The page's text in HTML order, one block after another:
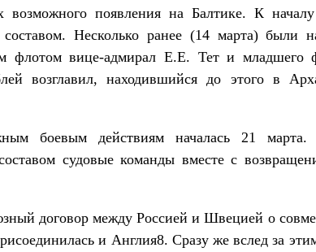
возможного появления на Балтике. К
Несколько ранее (14 марта) были
флотом вице-адмирал Е.Е. Тет и младшего
возглавил, находившийся до этого в
боевым действиям началась 21 марта.
судовые команды вместе с
договор между Россией и Швецией о
и Англия8. Сразу же вслед за